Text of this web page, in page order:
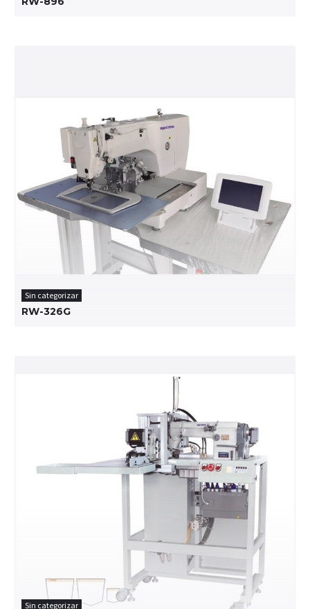
Sin categorizar
RW-326G
Sin categorizar